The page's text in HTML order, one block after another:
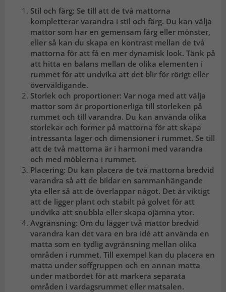
Stil och färg: Se till att de två mattorna
kompletterar varandra i stil och färg. Du kan välja
mattor som har en gemensam färg eller mönster,
eller så kan du skapa en kontrast mellan de två
mattorna för att få en mer dynamisk look. Tänk på
att hitta en balans mellan de olika elementen i
rummet för att undvika att det blir för rörigt eller
överväldigande.
Storlek och proportioner: Var noga med att välja
mattor som är proportionerliga till storleken på
rummet och till varandra. Du kan använda olika
storlekar och former på mattorna för att skapa
intressanta lager och dimensioner i rummet. Se till
att de två mattorna är i harmoni med varandra
och med möblerna i rummet.
Placering: Du kan placera de två mattorna bredvid
varandra så att de bildar en sammanhängande
yta eller så att de överlappar något. Det är viktigt
att de ligger plant och stabilt på golvet för att
undvika att snubbla eller skapa ojämna ytor.
Avgränsning: Om du lägger två mattor bredvid
varandra kan det vara en bra idé att använda en
matta som en tydlig avgränsning mellan olika
områden i rummet. Till exempel kan du placera en
matta under soffgruppen och en annan matta
under matbordet för att markera separata
områden i vardagsrummet eller matsalen.